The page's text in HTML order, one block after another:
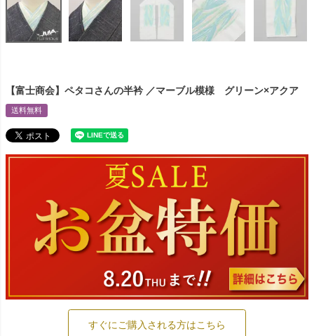
【富士商会】ペタコさんの半衿 ／マーブル模様 グリーン×アクア
送料無料
すぐにご購入される方はこちら